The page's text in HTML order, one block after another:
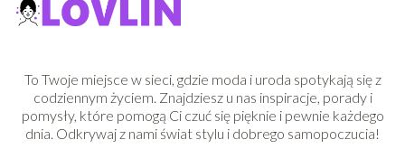
To Twoje miejsce w sieci, gdzie moda i uroda spotykają się z
codziennym życiem. Znajdziesz u nas inspiracje, porady i
pomysły, które pomogą Ci czuć się pięknie i pewnie każdego
dnia. Odkrywaj z nami świat stylu i dobrego samopoczucia!